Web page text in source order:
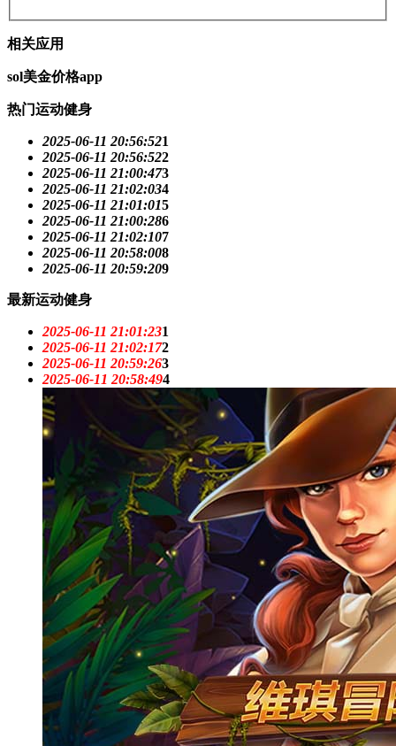
相关应用
sol美金价格app
热门运动健身
2025-06-11 20:56:521
2025-06-11 20:56:522
2025-06-11 21:00:473
2025-06-11 21:02:034
2025-06-11 21:01:015
2025-06-11 21:00:286
2025-06-11 21:02:107
2025-06-11 20:58:008
2025-06-11 20:59:209
最新运动健身
2025-06-11 21:01:231
2025-06-11 21:02:172
2025-06-11 20:59:263
2025-06-11 20:58:494